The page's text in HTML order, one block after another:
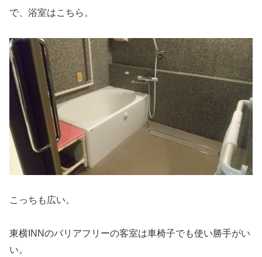
で、浴室はこちら。
こっちも広い。
東横INNのバリアフリーの客室は車椅子でも使い勝手がい
い。